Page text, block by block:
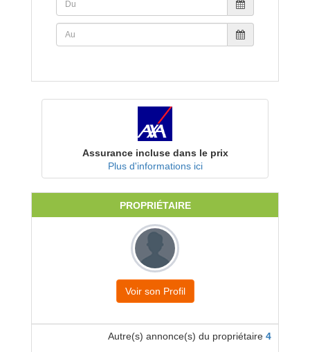
Assurance incluse dans le prix
Plus d'informations ici
PROPRIÉTAIRE
Voir son Profil
Autre(s) annonce(s) du propriétaire 4